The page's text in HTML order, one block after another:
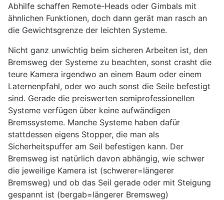
Abhilfe schaffen Remote-Heads oder Gimbals mit
ähnlichen Funktionen, doch dann gerät man rasch an
die Gewichtsgrenze der leichten Systeme.
Nicht ganz unwichtig beim sicheren Arbeiten ist, den
Bremsweg der Systeme zu beachten, sonst crasht die
teure Kamera irgendwo an einem Baum oder einem
Laternenpfahl, oder wo auch sonst die Seile befestigt
sind. Gerade die preiswerten semiprofessionellen
Systeme verfügen über keine aufwändigen
Bremssysteme. Manche Systeme haben dafür
stattdessen eigens Stopper, die man als
Sicherheitspuffer am Seil befestigen kann. Der
Bremsweg ist natürlich davon abhängig, wie schwer
die jeweilige Kamera ist (schwerer=längerer
Bremsweg) und ob das Seil gerade oder mit Steigung
gespannt ist (bergab=längerer Bremsweg)